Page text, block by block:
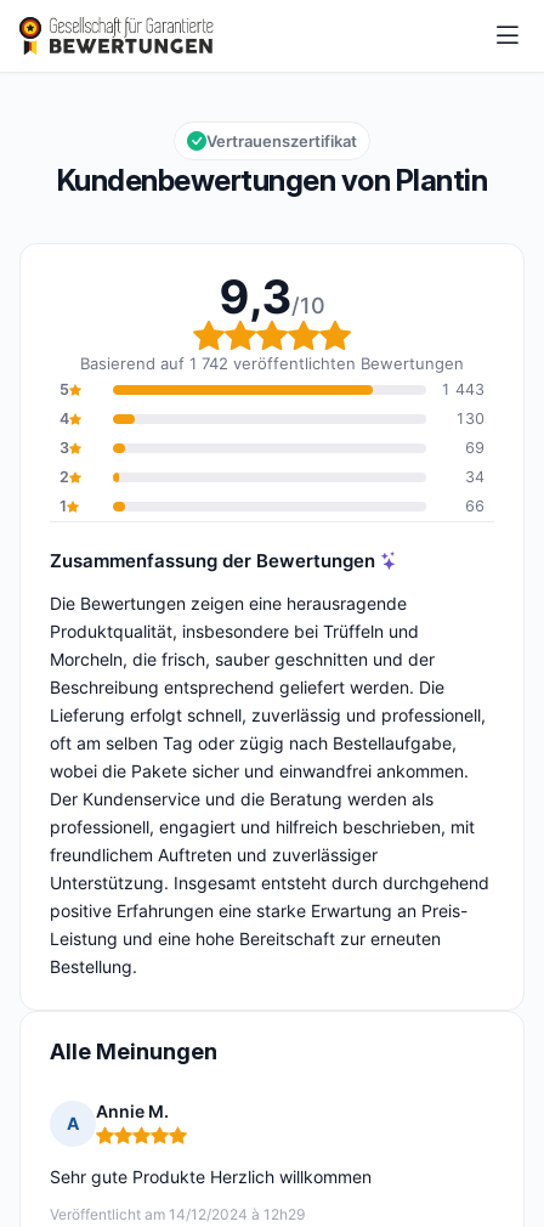
Plantin
Gesamtbewertung: 9,3 von 10
9,3/10
Kundenbewertungen von Plantin
Vertrauenszertifikat
9,3/10
Gesamtbewertung: 9,3
Basierend auf 1 742 veröffentlichten Bewertungen
5
1 443
4
130
3
69
2
34
1
66
Zusammenfassung der Bewertungen
Die Bewertungen zeigen eine herausragende
Produktqualität, insbesondere bei Trüffeln und
Morcheln, die frisch, sauber geschnitten und der
Beschreibung entsprechend geliefert werden. Die
Lieferung erfolgt schnell, zuverlässig und professionell,
oft am selben Tag oder zügig nach Bestellaufgabe,
wobei die Pakete sicher und einwandfrei ankommen.
Der Kundenservice und die Beratung werden als
professionell, engagiert und hilfreich beschrieben, mit
freundlichem Auftreten und zuverlässiger
Unterstützung. Insgesamt entsteht durch durchgehend
positive Erfahrungen eine starke Erwartung an Preis-
Leistung und eine hohe Bereitschaft zur erneuten
Bestellung.
Alle Meinungen
A
Annie M.
Hinweis: 5 von 5
Veröffentlicht am 14/12/2024 à 12h29
Sehr gute Produkte Herzlich willkommen